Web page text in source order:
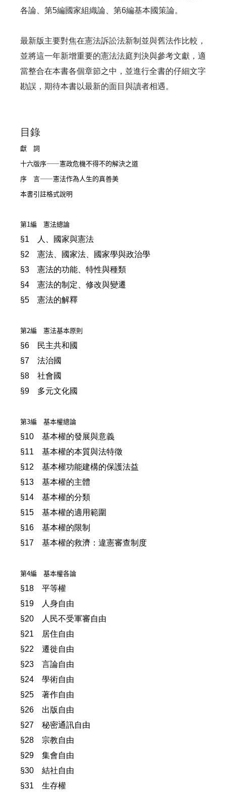
各論、第5編國家組織論、第6編基本國策論。
最新版主要對焦在憲法訴訟法新制並與舊法作比較，
並將這一年新增重要的憲法法庭判決與參考文獻，適
當整合在本書各個章節之中，並進行全書的仔細文字
勘誤，期待本書以最新的面目與讀者相遇。
目錄
獻 詞
十六版序——憲政危機不得不的解決之道
序 言——憲法作為人生的真善美
本書引註格式說明
第1編 憲法總論
§1 人、國家與憲法
§2 憲法、國家法、國家學與政治學
§3 憲法的功能、特性與種類
§4 憲法的制定、修改與變遷
§5 憲法的解釋
第2編 憲法基本原則
§6 民主共和國
§7 法治國
§8 社會國
§9 多元文化國
第3編 基本權總論
§10 基本權的發展與意義
§11 基本權的本質與法特徵
§12 基本權功能建構的保護法益
§13 基本權的主體
§14 基本權的分類
§15 基本權的適用範圍
§16 基本權的限制
§17 基本權的救濟：違憲審查制度
第4編 基本權各論
§18 平等權
§19 人身自由
§20 人民不受軍審自由
§21 居住自由
§22 遷徙自由
§23 言論自由
§24 學術自由
§25 著作自由
§26 出版自由
§27 秘密通訊自由
§28 宗教自由
§29 集會自由
§30 結社自由
§31 生存權